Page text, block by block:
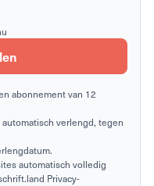
abonnement van 12
verlengd, tegen
automatisch volledig
Privacy-